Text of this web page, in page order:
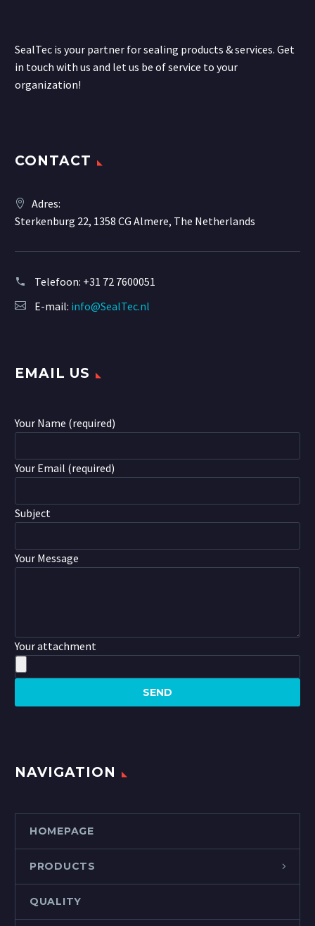
SealTec is your partner for sealing products & services. Get
in touch with us and let us be of service to your
organization!
CONTACT
Adres:
Sterkenburg 22, 1358 CG Almere, The Netherlands
Telefoon: +31 72 7600051
E-mail: info@SealTec.nl
EMAIL US
Your Name (required)
Your Email (required)
Subject
Your Message
Your attachment
NAVIGATION
HOMEPAGE
PRODUCTS
QUALITY